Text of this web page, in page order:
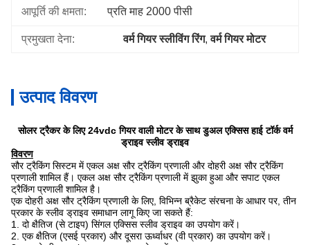
आपूर्ति की क्षमता: प्रति माह 2000 पीसी
प्रमुखता देना: वर्म गियर स्लीविंग रिंग, वर्म गियर मोटर
उत्पाद विवरण
सोलर ट्रैकर के लिए 24vdc गियर वाली मोटर के साथ डुअल एक्सिस हाई टॉर्क वर्म
ड्राइव स्लीव ड्राइव
विवरण
सौर ट्रैकिंग सिस्टम में एकल अक्ष सौर ट्रैकिंग प्रणाली और दोहरी अक्ष सौर ट्रैकिंग
प्रणाली शामिल हैं। एकल अक्ष सौर ट्रैकिंग प्रणाली में झुका हुआ और सपाट एकल
ट्रैकिंग प्रणाली शामिल है।
एक दोहरी अक्ष सौर ट्रैकिंग प्रणाली के लिए, विभिन्न ब्रैकेट संरचना के आधार पर, तीन
प्रकार के स्लीव ड्राइव समाधान लागू किए जा सकते हैं:
1. दो क्षैतिज (से टाइप) सिंगल एक्सिस स्लीव ड्राइव का उपयोग करें।
2. एक क्षैतिज (एसई प्रकार) और दूसरा ऊर्ध्वाधर (वी प्रकार) का उपयोग करें।